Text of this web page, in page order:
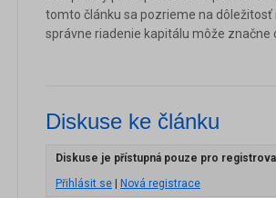
tomto článku sa pozrieme na
správne riadenie kapitálu môže
Diskuse ke článku
Diskuse je přístupná pouze pro
Přihlásit se
Nová registrace